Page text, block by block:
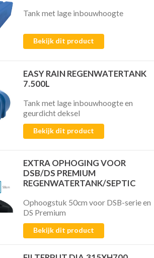
Tank met lage inbouwhoogte
Bekijk dit product
EASY RAIN REGENWATERTANK
7.500L
Tank met lage inbouwhoogte en
geurdicht deksel
Bekijk dit product
EXTRA OPHOGING VOOR
DSB/DS PREMIUM
REGENWATERTANK/SEPTIC
Ophoogstuk 50cm voor DSB-serie en
DS Premium
Bekijk dit product